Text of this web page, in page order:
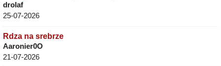
drolaf
25-07-2026
Rdza na srebrze
Aaronier0O
21-07-2026